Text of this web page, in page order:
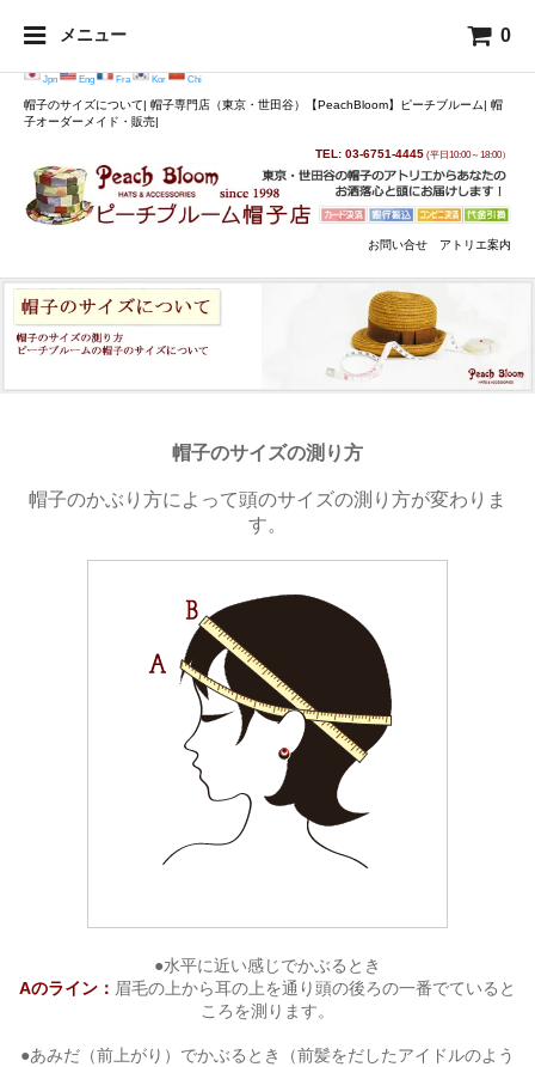
メニュー 0
Jpn Eng Fra Kor Chi
帽子のサイズについて| 帽子専門店（東京・世田谷）【PeachBloom】ピーチブルーム| 帽
子オーダーメイド・販売|
TEL: 03-6751-4445 (平日10:00～18:00）
お問い合せ アトリエ案内
帽子のサイズの測り方
帽子のかぶり方によって頭のサイズの測り方が変わりま
す。
●水平に近い感じでかぶるとき
Aのライン： 眉毛の上から耳の上を通り頭の後ろの一番でていると
ころを測ります。
●あみだ（前上がり）でかぶるとき（前髪をだしたアイドルのよう